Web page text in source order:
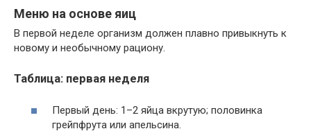
Меню на основе яиц
В первой неделе организм должен плавно привыкнуть к
новому и необычному рациону.
Таблица: первая неделя
Первый день: 1–2 яйца вкрутую; половинка
грейпфрута или апельсина.